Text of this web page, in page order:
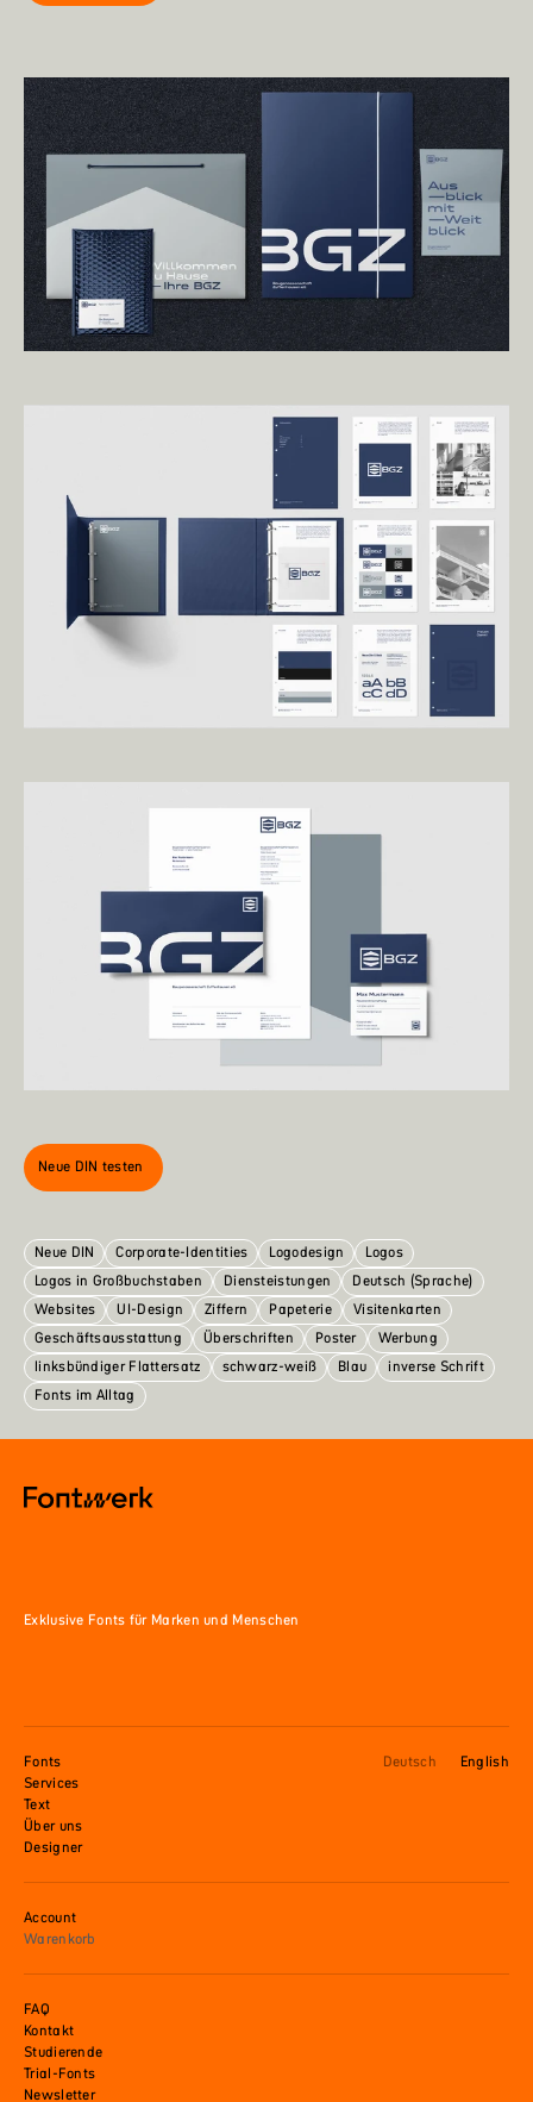
Neue DIN testen
Neue DIN Corporate-Identities Logodesign
Logos
Logos in Großbuchstaben
Diensteistungen
Deutsch (Sprache)
Websites
UI-Design Ziffern Papeterie
Visitenkarten
Geschäftsausstattung
Überschriften Poster
Werbung
linksbündiger Flattersatz
schwarz-weiß Blau
inverse Schrift
Fonts im Alltag
Exklusive Fonts für Marken und Menschen
Fonts
Services
Text
Über uns
Designer
Deutsch English
Account
Warenkorb
FAQ
Kontakt
Studierende
Trial-Fonts
Newsletter